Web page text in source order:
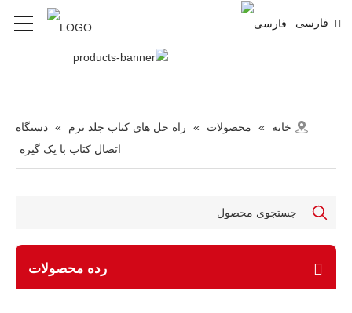
فارسی
خانه » محصولات » راه حل های کتاب جلد نرم » دستگاه
اتصال کتاب با یک گیره
رده محصولات